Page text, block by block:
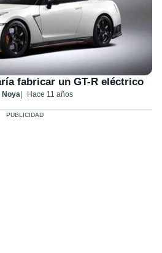
fabricar un GT-R eléctrico
Noya Hace 11 años